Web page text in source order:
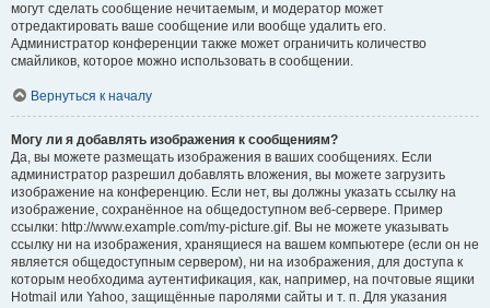
могут сделать сообщение нечитаемым, и модератор может
отредактировать ваше сообщение или вообще удалить его.
Администратор конференции также может ограничить количество
смайликов, которое можно использовать в сообщении.
Вернуться к началу
Могу ли я добавлять изображения к сообщениям?
Да, вы можете размещать изображения в ваших сообщениях. Если
администратор разрешил добавлять вложения, вы можете загрузить
изображение на конференцию. Если нет, вы должны указать ссылку на
изображение, сохранённое на общедоступном веб-сервере. Пример
ссылки: http://www.example.com/my-picture.gif. Вы не можете указывать
ссылку ни на изображения, хранящиеся на вашем компьютере (если он не
является общедоступным сервером), ни на изображения, для доступа к
которым необходима аутентификация, как, например, на почтовые ящики
Hotmail или Yahoo, защищённые паролями сайты и т. п. Для указания